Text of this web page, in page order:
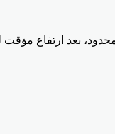
ارتفاع مؤقت